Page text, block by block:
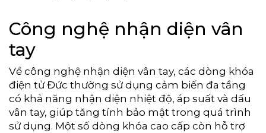
Công nghệ nhận diện vân
tay
Về công nghệ nhận diện vân tay, các dòng khóa
điện tử Đức thường sử dụng cảm biến đa tầng
có khả năng nhận diện nhiệt độ, áp suất và dấu
vân tay, giúp tăng tính bảo mật trong quá trình
sử dụng. Một số dòng khóa cao cấp còn hỗ trợ